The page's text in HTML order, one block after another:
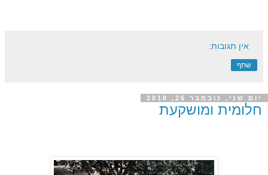
אין תגובות:
שתף
יום שני, נובמבר 26, 2018
חלומית ומושקעת